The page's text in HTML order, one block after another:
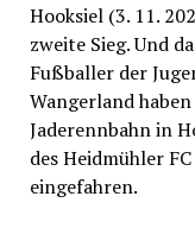
Hooksiel (3. 11.
zweite Sieg. Und
Fußballer der
Wangerland
Jaderennbahn in
des Heidmühler
eingefahren.